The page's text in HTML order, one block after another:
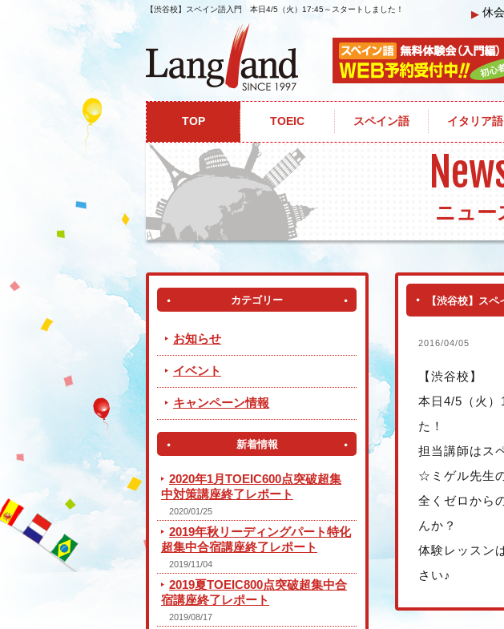
【渋谷校】スペイン語入門 本日4/5（火）17:45～スタートしました！ ▶ 休
TOP TOEIC スペイン語 イタリア語
ホーム ニュース&トピックス 【渋谷校】スペイン語入門 本日4/5（火）17:45～
ニュー
【渋谷校】ス
2016/04/05
【渋谷校】
本日4/5（火）
た！
担当講師はス
☆ミゲル先生
全くゼロから
んか？
体験レッスン
さい♪
カテゴリー
お知らせ
イベント
キャンペーン情報
新着情報
2020年1月TOEIC600点突破超集
中対策講座終了レポート
2020/01/25
2019年秋リーディングパート特化
超集中合宿講座終了レポート
2019/11/04
2019夏TOEIC800点突破超集中合
宿講座終了レポート
2019/08/17